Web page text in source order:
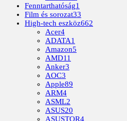
Fenntarthatóság1
Film és sorozat33
High-tech eszköz662
Acer4
ADATA1
Amazon5
AMD11
Anker3
AOC3
Apple89
ARM4
ASML2
ASUS20
ASUSTOR4